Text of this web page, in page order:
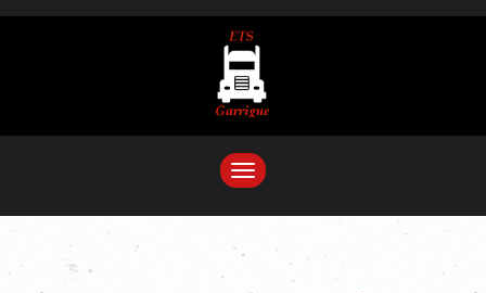
TOGGLE
NAVIGATION